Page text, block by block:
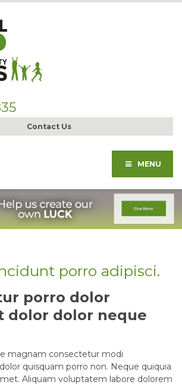
Contact Us
MENU
porro adipisci.
porro dolor
dolor dolor neque
magnam consectetur modi
quisquam porro non. Neque quiquia
Aliquam voluptatem labore dolorem